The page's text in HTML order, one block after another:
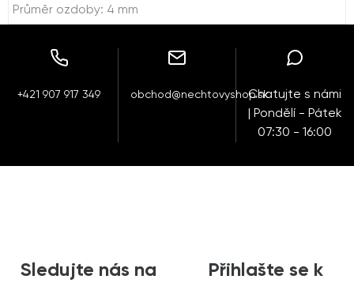
Průměr ozdoby: 4 mm
+421 907 917 349 obchod@nechtovyshop.skChatujte s námi
| Pondělí - Pátek
07:30 - 16:00
Sledujte nás na
Přihlašte se k